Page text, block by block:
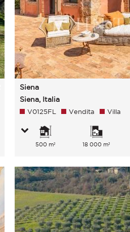
Siena
Siena, Italia
V0125FL Vendita Villa
500 m² 18 000 m²